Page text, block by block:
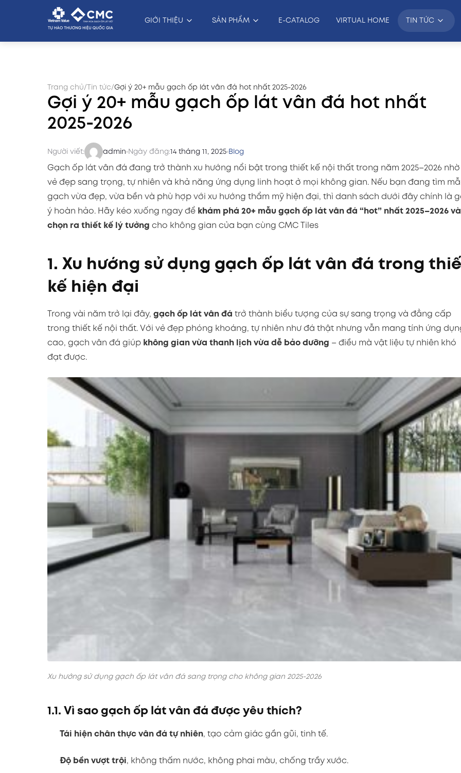
GIỚI THIỆU SẢN PHẨM E-CATALOG VIRTUAL HOME TIN TỨC
Trang chủ/ Tin tức/Gợi ý 20+ mẫu gạch ốp lát vân đá hot nhất 2025-2026
Gợi ý 20+ mẫu gạch ốp lát vân đá hot nhất
2025-2026
Người viết: admin Ngày đăng:14 tháng 11, 2025 Blog
Gạch ốp lát vân đá đang trở thành xu hướng nổi bật trong thiết kế nội thất trong năm 2025–2026 nhờ
vẻ đẹp sang trọng, tự nhiên và khả năng ứng dụng linh hoạt ở mọi không gian. Nếu bạn đang tìm
gạch vừa đẹp, vừa bền và phù hợp với xu hướng thẩm mỹ hiện đại, thì danh sách dưới đây chính là
ý hoàn hảo. Hãy kéo xuống ngay để khám phá 20+ mẫu gạch ốp lát vân đá “hot” nhất 2025–2026 và
chọn ra thiết kế lý tưởng cho không gian của bạn cùng CMC Tiles
1. Xu hướng sử dụng gạch ốp lát vân đá trong
kế hiện đại
Trong vài năm trở lại đây, gạch ốp lát vân đá trở thành biểu tượng của sự sang trọng và đẳng cấp
trong thiết kế nội thất. Với vẻ đẹp phóng khoáng, tự nhiên như đá thật nhưng vẫn mang tính ứng
cao, gạch vân đá giúp không gian vừa thanh lịch vừa dễ bảo dưỡng – điều mà vật liệu tự nhiên khó
đạt được.
Xu hướng sử dụng gạch ốp lát vân đá sang trọng cho không gian 2025-2026
1.1. Vì sao gạch ốp lát vân đá được yêu thích?
Tái hiện chân thực vân đá tự nhiên, tạo cảm giác gần gũi, tinh tế.
Độ bền vượt trội, không thấm nước, không phai màu, chống trầy xước.